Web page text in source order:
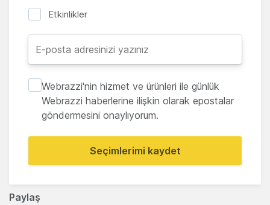
Paylaş
Etkinlikler
Webrazzi'nin hizmet ve ürünleri ile günlük
Webrazzi haberlerine ilişkin olarak epostalar
göndermesini onaylıyorum.
Seçimlerimi kaydet